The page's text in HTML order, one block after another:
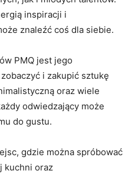
inspiracji i
znaleźć coś‍ dla⁣ siebie.
PMQ jest jego
i zakupić sztukę
oraz wiele
odwiedzający może
do‍ gustu.
gdzie można‌ spróbować​
kuchni⁢ oraz